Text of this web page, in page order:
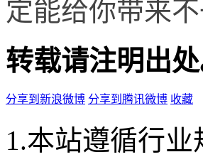
定能给你带来
转载请注明出处
分享到新浪微博 分享到腾讯微博 收藏
1.本站遵循行